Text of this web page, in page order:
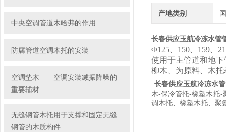
中央空调管道木哈弗的作用
防腐管道空调木托的安装
空调垫木——空调安装减振降噪的
重要辅材
无缝钢管木托用于支撑和固定无缝
钢管的木质构件
产地类别
长春供应玉航冷冻水管
Φ125、150、159、
使用于主管道和地
柳木、为原料、木
长春供应玉航冷冻水
木-保冷管托-橡塑木托-
调木托、橡塑木托、聚